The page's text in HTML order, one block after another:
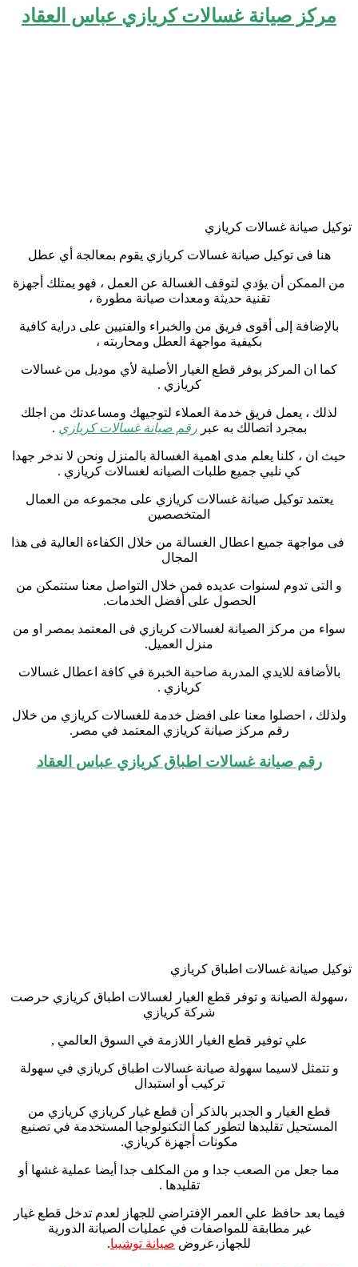
مركز صيانة غسالات كريازي عباس العقاد
توكيل صيانة غسالات كريازي
هنا فى توكيل صيانة غسالات كريازي يقوم بمعالجة أي عطل
من الممكن أن يؤدي لتوقف الغسالة عن العمل ، فهو يمتلك أجهزة
تقنية حديثة ومعدات صيانة مطورة ،
بالإضافة إلى أقوى فريق من والخبراء والفنيين على دراية كافية
بكيفية مواجهة العطل ومحاربته ،
كما ان المركز يوفر قطع الغيار الأصلية لأي موديل من غسالات
كريازي .
لذلك ، يعمل فريق خدمة العملاء لتوجيهك ومساعدتك من اجلك
بمجرد اتصالك به عبررقم صيانة غسالات كريازي .
حيث ان ، كلنا يعلم مدى اهمية الغسالة بالمنزل ونحن لا ندخر جهدا
كي نلبي جميع طلبات الصيانه لغسالات كريازي .
يعتمد توكيل صيانة غسالات كريازي على مجموعه من العمال
المتخصصين
فى مواجهة جميع اعطال الغسالة من خلال الكفاءة العالية فى هذا
المجال
و التى تدوم لسنوات عديده فمن خلال التواصل معنا ستتمكن من
الحصول على أفضل الخدمات.
سواء من مركز الصيانة لغسالات كريازي فى المعتمد بمصر او من
منزل العميل.
بالأضافة للايدي المدربة صاحبة الخبرة في كافة اعطال غسالات
كريازي .
ولذلك ، احصلوا معنا على افضل خدمة للغسالات كريازي من خلال
رقم مركز صيانة كريازي المعتمد في مصر.
رقم صيانة غسالات اطباق كريازي عباس العقاد
توكيل صيانة غسالات اطباق كريازي
،سهولة الصيانة و توفر قطع الغيار لغسالات اطباق كريازي حرصت
شركة كريازي
علي توفير قطع الغيار اللازمة في السوق العالمي ,
و تتمثل لاسيما سهولة صيانة غسالات اطباق كريازي في سهولة
تركيب أو استبدال
قطع الغيار و الجدير بالذكر أن قطع غيار كريازي كريازي من
المستحيل تقليدها لتطور كما التكنولوجيا المستخدمة في تصنيع
مكونات أجهزة كريازي.
مما جعل من الصعب جدا و من المكلف جدا أيضا عملية غشها أو
تقليدها .
فيما بعد حافظ علي العمر الإفتراضي للجهاز لعدم تدخل قطع غيار
غير مطابقة للمواصفات في عمليات الصيانة الدورية
للجهاز،عروض صيانة توشيبا.